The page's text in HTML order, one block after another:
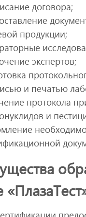
договора;
продукции;
экспертов;
и печатью
протокола
и